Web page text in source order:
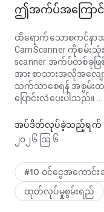
ဤအက်ပ်အကြောင်
ထိရောက်သောစကင်နာ
CamScanner ကိုစမ်းသုံ
scanner အက်ပ်တစ်ခုဖ
အား စာသားအလိုအလျ
သက်သာစေရန် အစွမ်းထ
ပြောင်းလဲပေးပါသည်။
* CamScanner သည် ကမ္
ကျော်တွင် တပ်ဆင်မှု သန်
* တစ်ရက်လျှင် မှတ်ပုံတင်
* စာရွက်စာတမ်းများကို
CamScanner စကင်
အားလုံးကို စကင်န်ဖတ်က
အပ်ဒိတ်လုပ်ခဲ့သည့်ရက်
၂၀၂၆ ဩ ၆
#10 ဝင်ငွေအကော
ထုတ်လုပ်မှုစွမ်းရည်